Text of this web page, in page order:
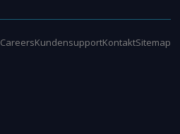
CareersKundensupportKontaktSitemap